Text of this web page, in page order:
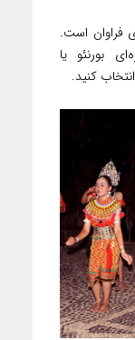
فراوان است.
بورنئو یا
کنید.